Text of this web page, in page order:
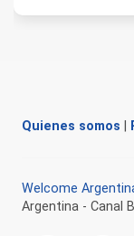
Quienes somos
Welcome
Argentina - Canal